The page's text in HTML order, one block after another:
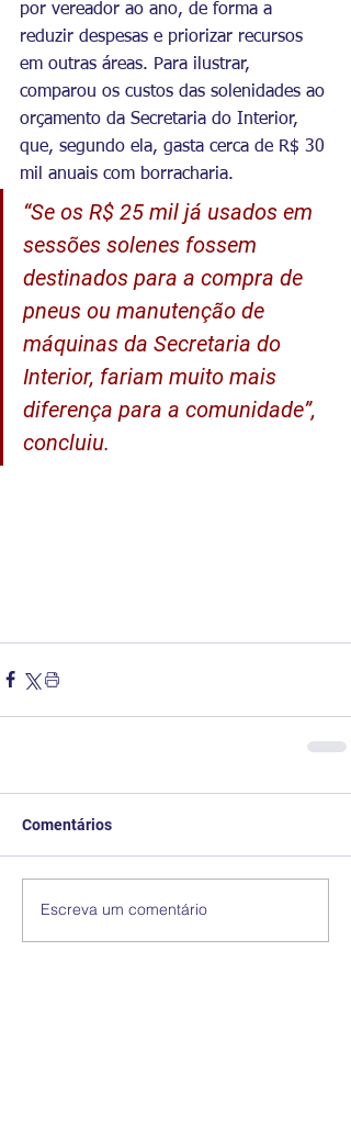
por vereador ao ano, de forma a
reduzir despesas e priorizar recursos
em outras áreas. Para ilustrar,
comparou os custos das solenidades ao
orçamento da Secretaria do Interior,
que, segundo ela, gasta cerca de R$ 30
mil anuais com borracharia.
“Se os R$ 25 mil já usados em
sessões solenes fossem
destinados para a compra de
pneus ou manutenção de
máquinas da Secretaria do
Interior, fariam muito mais
diferença para a comunidade”,
concluiu.
Comentários
Escreva um comentário